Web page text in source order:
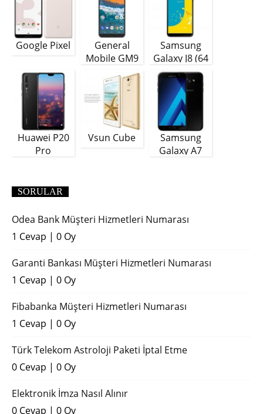
Google Pixel
General
Mobile GM9
Samsung
Galaxy J8 (64
GB)
Huawei P20
Pro
Vsun Cube
Samsung
Galaxy A7
SORULAR
Odea Bank Müşteri Hizmetleri Numarası
1 Cevap | 0 Oy
Garanti Bankası Müşteri Hizmetleri Numarası
1 Cevap | 0 Oy
Fibabanka Müşteri Hizmetleri Numarası
1 Cevap | 0 Oy
Türk Telekom Astroloji Paketi İptal Etme
0 Cevap | 0 Oy
Elektronik İmza Nasıl Alınır
0 Cevap | 0 Oy